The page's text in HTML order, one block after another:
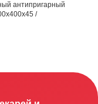
антипригарный
/